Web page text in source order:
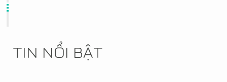
TIN NỔI BẬT